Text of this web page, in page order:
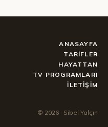
© 2026 · Sibel Yalçın
ANASAYFA
TARIFLER
HAYATTAN
TV PROGRAMLARI
İLETIŞIM